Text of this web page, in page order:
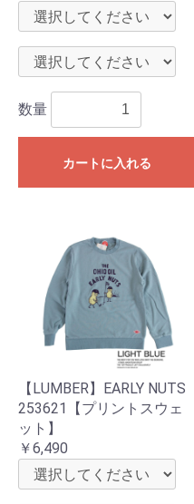
数量
カートに入れる
【LUMBER】EARLY NUTS
253621【プリントスウェ
ット】
￥6,490